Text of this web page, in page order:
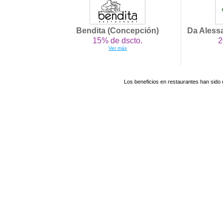
Bendita (Concepción)
15% de dscto.
Ver más
Da
Los beneficios en restaurantes han sido